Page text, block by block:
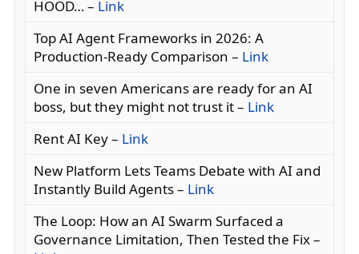
HOOD… – Link
Top AI Agent Frameworks in 2026: A
Production-Ready Comparison – Link
One in seven Americans are ready for an AI
boss, but they might not trust it – Link
Rent AI Key – Link
New Platform Lets Teams Debate with AI and
Instantly Build Agents – Link
The Loop: How an AI Swarm Surfaced a
Governance Limitation, Then Tested the Fix –